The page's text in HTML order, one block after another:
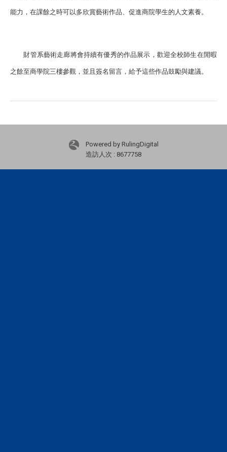
能力，在課餘之時可以多欣賞藝術作品、促進商院學生的人文素養。
財管系藝術走廊將會持續有優秀的作品展示，歡迎全校師生在閒暇
之餘至商學院三樓參觀，並且簽名留言，給予這些作品鼓勵與建議。
Powered by RulingDigital
造訪人次 : 8677758